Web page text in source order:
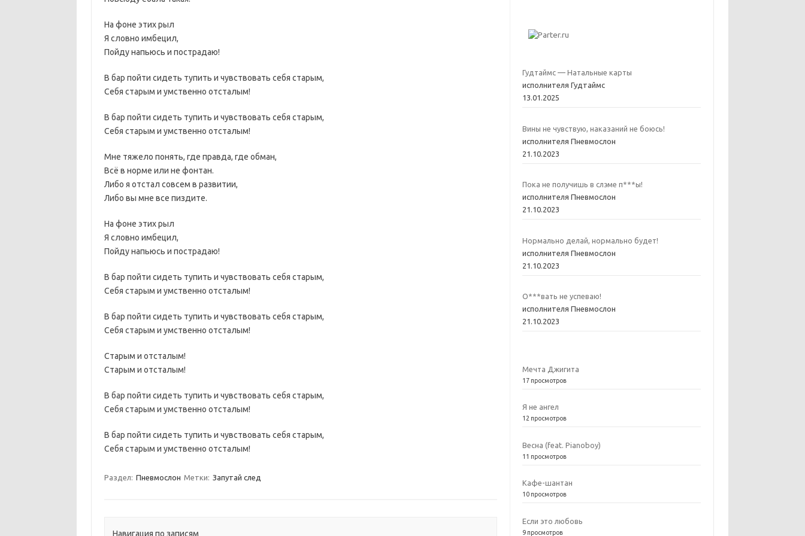
На фоне этих рыл
Я словно имбецил,
Пойду напьюсь и пострадаю!
В бар пойти сидеть тупить и чувствовать себя старым,
Себя старым и умственно отсталым!
В бар пойти сидеть тупить и чувствовать себя старым,
Себя старым и умственно отсталым!
Мне тяжело понять, где правда, где обман,
Всё в норме или не фонтан.
Либо я отстал совсем в развитии,
Либо вы мне все пиздите.
На фоне этих рыл
Я словно имбецил,
Пойду напьюсь и пострадаю!
В бар пойти сидеть тупить и чувствовать себя старым,
Себя старым и умственно отсталым!
В бар пойти сидеть тупить и чувствовать себя старым,
Себя старым и умственно отсталым!
Старым и отсталым!
Старым и отсталым!
В бар пойти сидеть тупить и чувствовать себя старым,
Себя старым и умственно отсталым!
В бар пойти сидеть тупить и чувствовать себя старым,
Себя старым и умственно отсталым!
Раздел: Пневмослон Метки: Запутай след
Навигация по записям
Гудтаймс — Натальные карты
исполнителя Гудтаймс
13.01.2025
Вины не чувствую, наказаний не боюсь!
исполнителя Пневмослон
21.10.2023
Пока не получишь в слэме п***ы!
исполнителя Пневмослон
21.10.2023
Нормально делай, нормально будет!
исполнителя Пневмослон
21.10.2023
О***вать не успеваю!
исполнителя Пневмослон
21.10.2023
Мечта Джигита
17 просмотров
Я не ангел
12 просмотров
Весна (feat. Pianoboy)
11 просмотров
Кафе-шантан
10 просмотров
Если это любовь
9 просмотров